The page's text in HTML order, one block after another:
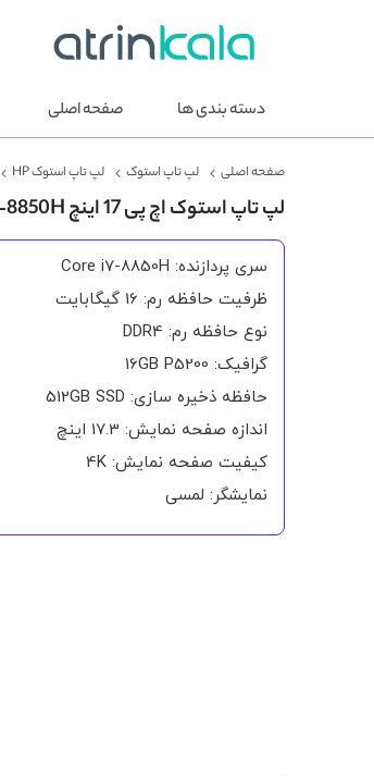
دسته بندی ها
صفحه اصلی
صفحه اصلی لپ تاپ استوک لپ تاپ استوک HP
لپ تاپ استوک اچ پی 17 اینچ ZBOOK 17 G5 CORE I7-8850H لمسی 4K
سری پردازنده: Core i7-8850H
ظرفیت حافظه رم: 16 گیگابایت
نوع حافظه رم: DDR4
گرافیک: 16GB P5200
حافظه ذخیره سازی: 512GB SSD
اندازه صفحه نمایش: 17.3 اینچ
کیفیت صفحه نمایش: 4K
نمایشگر: لمسی